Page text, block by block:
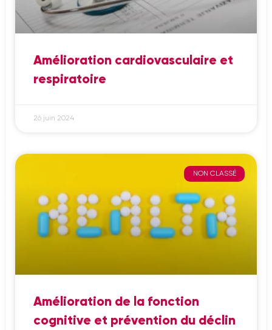
Amélioration cardiovasculaire et
respiratoire
26 juin 2024
NON CLASSÉ
Amélioration de la fonction
cognitive et prévention du déclin